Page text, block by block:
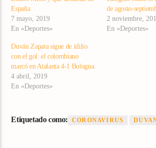
España
7 mayo, 2019
En «Deportes»
de agosto-
2 noviembre,
En «Deportes»
Duván Zapata sigue de idilio
con el gol: el colombiano
marcó en Atalanta 4-1 Bologna.
4 abril, 2019
En «Deportes»
Etiquetado como: CORONAVIRUS